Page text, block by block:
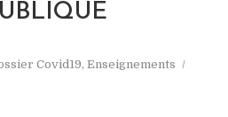
Covid19, Enseignements